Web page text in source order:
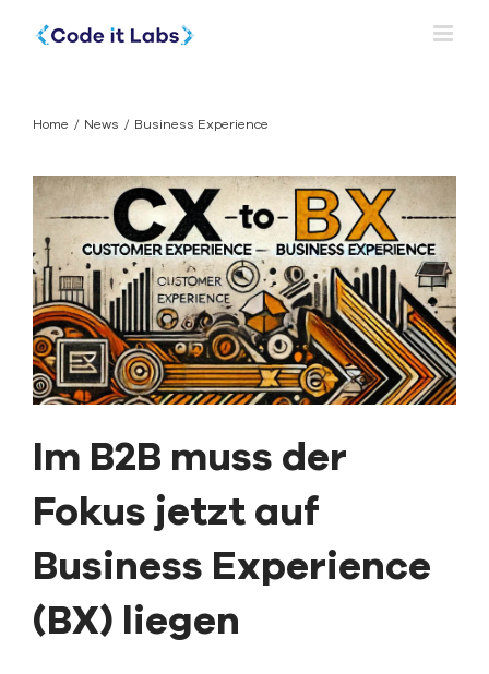
Home News Business Experience
Im B2B muss der
Fokus jetzt auf
Business Experience
(BX) liegen